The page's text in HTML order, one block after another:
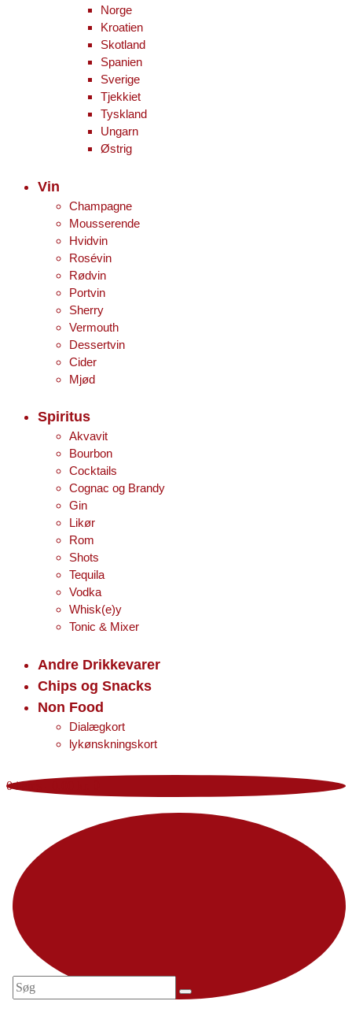
Norge
Kroatien
Skotland
Spanien
Sverige
Tjekkiet
Tyskland
Ungarn
Østrig
Vin
Champagne
Mousserende
Hvidvin
Rosévin
Rødvin
Portvin
Sherry
Vermouth
Dessertvin
Cider
Mjød
Spiritus
Akvavit
Bourbon
Cocktails
Cognac og Brandy
Gin
Likør
Rom
Shots
Tequila
Vodka
Whisk(e)y
Tonic & Mixer
Andre Drikkevarer
Chips og Snacks
Non Food
Dialægkort
lykønskningskort
0 items